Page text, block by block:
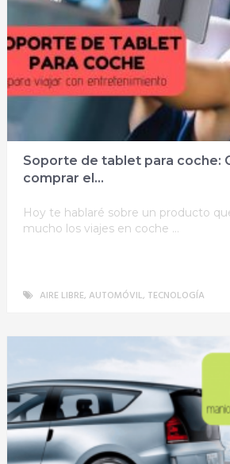
Soporte de tablet para coche:
comprar el...
Hoy te hablaré sobre un producto
mucho los viajes en coche …
AIRE LIBRE, AUTOMÓVIL, TECNOLOGÍA